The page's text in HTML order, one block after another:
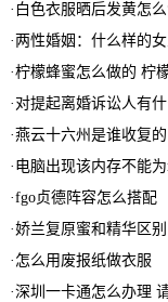
· 白色衣服晒后发黄怎
· 两性婚姻：什么样的
·柠檬蜂蜜怎么做的 柠
· 对提起离婚诉讼人有
·燕云十六州是谁收复
· 电脑出现该内存不能
·fgo贞德阵容怎么搭配
·娇兰复原蜜和精华区
· 怎么用废报纸做衣服
·深圳一卡通怎么办理